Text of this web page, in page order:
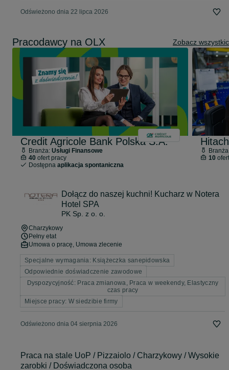
Odświeżono dnia 22 lipca 2026
Pracodawcy na OLX Zobacz
Credit Agricole Bank Polska S.A.
Branża: Usługi Finansowe
40 ofert pracy
Dostępna aplikacja spontaniczna
10
Dołącz do naszej kuchni! Kucharz w Notera
Hotel SPA
PK Sp. z o. o.
Charzykowy
Pełny etat
Umowa o pracę, Umowa zlecenie
Specjalne wymagania: Książeczka sanepidowska
Odpowiednie doświadczenie zawodowe
Dyspozycyjność: Praca zmianowa, Praca w weekendy, Elastyczny
czas pracy
Miejsce pracy: W siedzibie firmy
Odświeżono dnia 04 sierpnia 2026
Praca na stale UoP / Pizzaiolo / Charzykowy / Wysokie
zarobki / Doświadczona osoba